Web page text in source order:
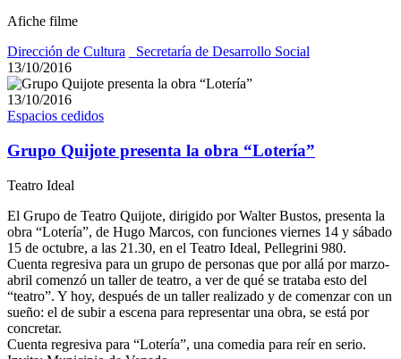
Afiche filme
Dirección de Cultura
_Secretaría de Desarrollo Social
13/10/2016
13/10/2016
Espacios cedidos
Grupo Quijote presenta la obra “Lotería”
Teatro Ideal
El Grupo de Teatro Quijote, dirigido por Walter Bustos, presenta la
obra “Lotería”, de Hugo Marcos, con funciones viernes 14 y sábado
15 de octubre, a las 21.30, en el Teatro Ideal, Pellegrini 980.
Cuenta regresiva para un grupo de personas que por allá por marzo-
abril comenzó un taller de teatro, a ver de qué se trataba esto del
“teatro”. Y hoy, después de un taller realizado y de comenzar con un
sueño: el de subir a escena para representar una obra, se está por
concretar.
Cuenta regresiva para “Lotería”, una comedia para reír en serio.